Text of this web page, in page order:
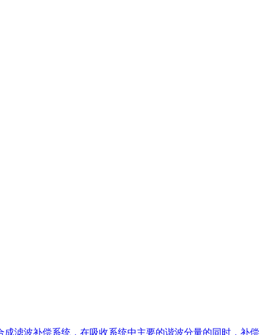
滤波补偿系统，在吸收系统中主要的谐波分量的同时，补偿